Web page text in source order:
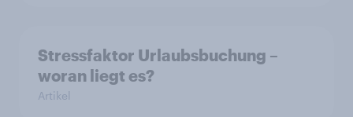
Stressfaktor Urlaubsbuchung –
woran liegt es?
Artikel